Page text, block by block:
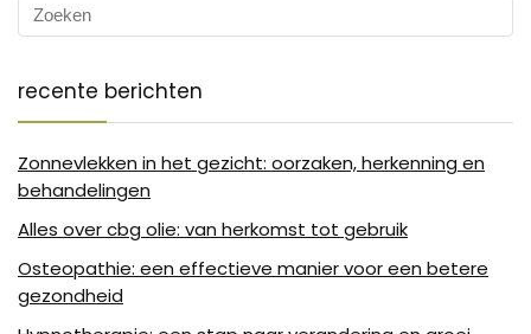
recente berichten
Zonnevlekken in het gezicht: oorzaken, herkenning en
behandelingen
Alles over cbg olie: van herkomst tot gebruik
Osteopathie: een effectieve manier voor een betere
gezondheid